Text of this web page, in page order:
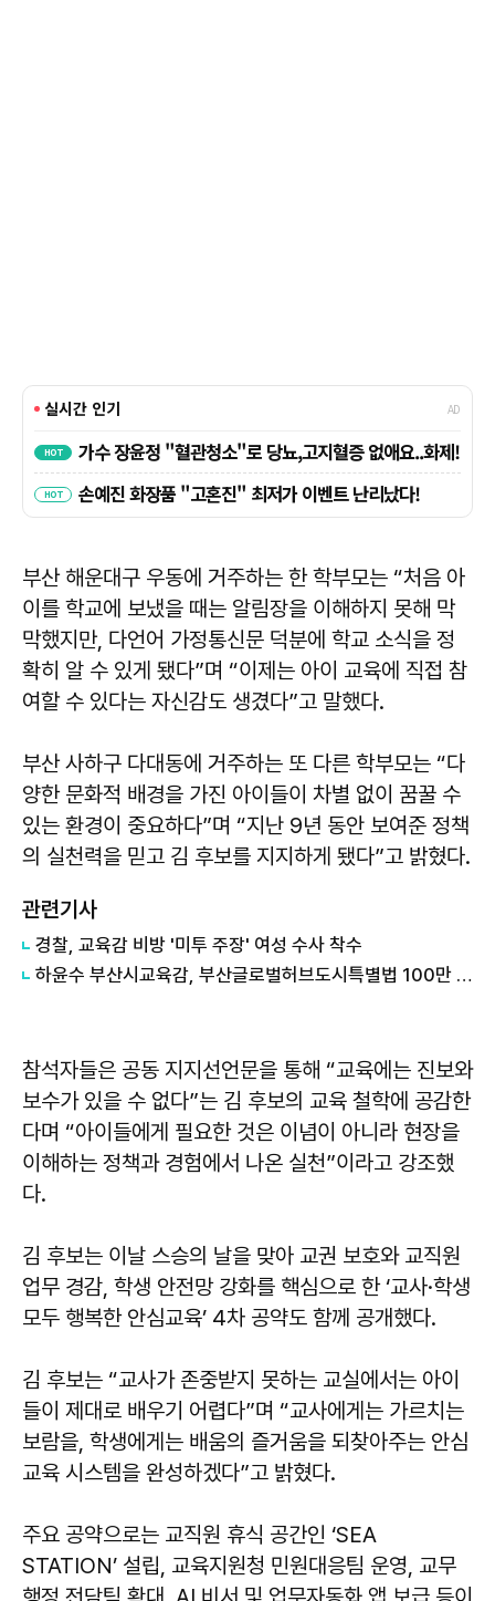
부산 해운대구 우동에 거주하는 한 학부모는 “처음 아
이를 학교에 보냈을 때는 알림장을 이해하지 못해 막
막했지만, 다언어 가정통신문 덕분에 학교 소식을 정
확히 알 수 있게 됐다”며 “이제는 아이 교육에 직접 참
여할 수 있다는 자신감도 생겼다”고 말했다.
부산 사하구 다대동에 거주하는 또 다른 학부모는 “다
양한 문화적 배경을 가진 아이들이 차별 없이 꿈꿀 수
있는 환경이 중요하다”며 “지난 9년 동안 보여준 정책
의 실천력을 믿고 김 후보를 지지하게 됐다”고 밝혔다.
관련기사
경찰, 교육감 비방 '미투 주장' 여성 수사 착수
하윤수 부산시교육감, 부산글로벌허브도시특별법 100만 SNS챌린지 동참
참석자들은 공동 지지선언문을 통해 “교육에는 진보와
보수가 있을 수 없다”는 김 후보의 교육 철학에 공감한
다며 “아이들에게 필요한 것은 이념이 아니라 현장을
이해하는 정책과 경험에서 나온 실천”이라고 강조했
다.
김 후보는 이날 스승의 날을 맞아 교권 보호와 교직원
업무 경감, 학생 안전망 강화를 핵심으로 한 ‘교사·학생
모두 행복한 안심교육’ 4차 공약도 함께 공개했다.
김 후보는 “교사가 존중받지 못하는 교실에서는 아이
들이 제대로 배우기 어렵다”며 “교사에게는 가르치는
보람을, 학생에게는 배움의 즐거움을 되찾아주는 안심
교육 시스템을 완성하겠다”고 밝혔다.
주요 공약으로는 교직원 휴식 공간인 ‘SEA
STATION’ 설립, 교육지원청 민원대응팀 운영, 교무